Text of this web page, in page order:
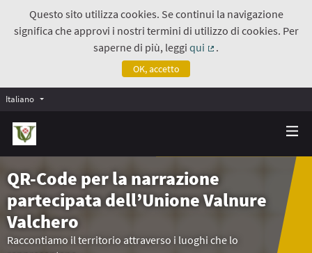
Questo sito utilizza cookies. Se continui la navigazione
significa che approvi i nostri termini di utilizzo di cookies. Per
saperne di più, leggiqui
.
OK, accetto
Italiano
QR-Code per la narrazione
partecipata dell’Unione Valnure
Valchero
Raccontiamo il territorio attraverso i luoghi che lo